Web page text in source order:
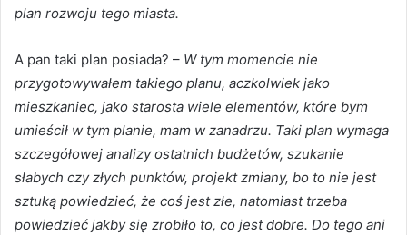
plan rozwoju tego miasta.
A pan taki plan posiada? – W tym momencie nie
przygotowywałem takiego planu, aczkolwiek jako
mieszkaniec, jako starosta wiele elementów, które bym
umieścił w tym planie, mam w zanadrzu. Taki plan wymaga
szczegółowej analizy ostatnich budżetów, szukanie
słabych czy złych punktów, projekt zmiany, bo to nie jest
sztuką powiedzieć, że coś jest złe, natomiast trzeba
powiedzieć jakby się zrobiło to, co jest dobre. Do tego ani